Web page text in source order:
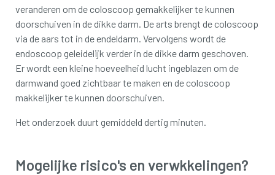
veranderen om de coloscoop gemakkelijker te kunnen
doorschuiven in de dikke darm. De arts brengt de coloscoop
via de aars tot in de endeldarm. Vervolgens wordt de
endoscoop geleidelijk verder in de dikke darm geschoven.
Er wordt een kleine hoeveelheid lucht ingeblazen om de
darmwand goed zichtbaar te maken en de coloscoop
makkelijker te kunnen doorschuiven.
Het onderzoek duurt gemiddeld dertig minuten.
Mogelijke risico's en verwkkelingen?